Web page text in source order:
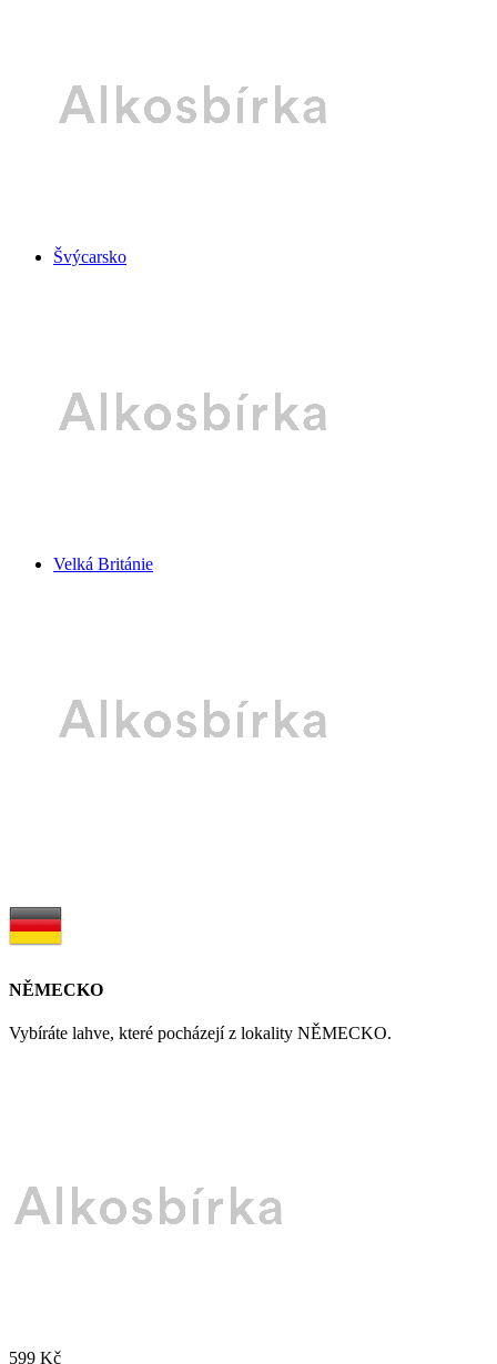
Švýcarsko
Velká Británie
NĚMECKO
Vybíráte lahve, které pocházejí z lokality NĚMECKO.
599 Kč